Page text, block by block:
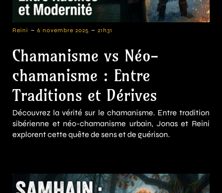
Reini - 6 novembre 2025 - 21h31
Chamanisme vs Néo-
chamanisme : Entre
Traditions et Dérives
Découvrez la vérité sur le chamanisme. Entre tradition
sibérienne et néo-chamanisme urbain, Jonas et Reini
explorent cette quête de sens et de guérison.